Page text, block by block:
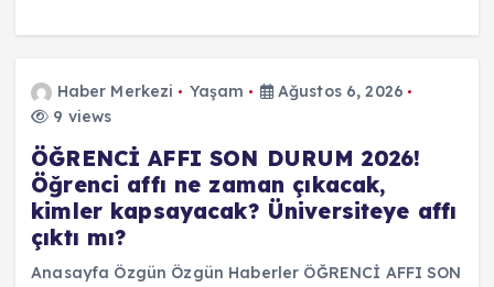
Haber Merkezi Yaşam
Ağustos 6, 2026
9 views
ÖĞRENCİ AFFI SON DURUM 2026!
Öğrenci affı ne zaman çıkacak,
kimler kapsayacak? Üniversiteye affı
çıktı mı?
Anasayfa Özgün Özgün Haberler ÖĞRENCİ AFFI SON